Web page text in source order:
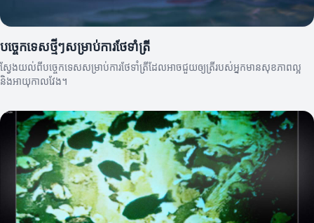
បច្ចេកទេសថ្មីៗសម្រាប់ការថែទាំត្រី
ស្វែងយល់ពីបច្ចេកទេសសម្រាប់ការថែទាំត្រីដែលអាចជួយឲ្យត្រីរបស់អ្នកមានសុខភាពល្អ
និងអាយុកាលវែង។